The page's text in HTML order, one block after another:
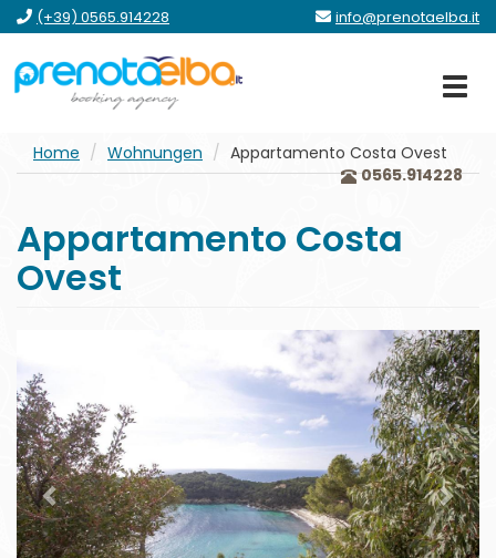
Zum
Menü
Zum
Hauptinhalt
springen
Zum
Formular
gehe
zum
Footer
(+39) 0565.914228 info@prenotaelba.it
Home Wohnungen
Appartamento Costa Ovest
0565.914228
Appartamento Costa
Ovest